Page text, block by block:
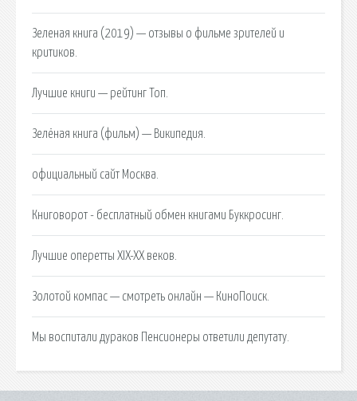
Зеленая книга (2019) — отзывы о фильме зрителей и
критиков.
Лучшие книги — рейтинг Топ.
Зелёная книга (фильм) — Википедия.
официальный сайт Москва.
Книговорот - бесплатный обмен книгами Буккросинг.
Лучшие оперетты XIX-XX веков.
Золотой компас — смотреть онлайн — КиноПоиск.
Мы воспитали дураков Пенсионеры ответили депутату.